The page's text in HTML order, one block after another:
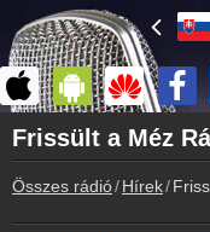
Főoldal
myonlineradio.hu
Bejelentkezés
Frissült a Méz
Összes rádió Hírek